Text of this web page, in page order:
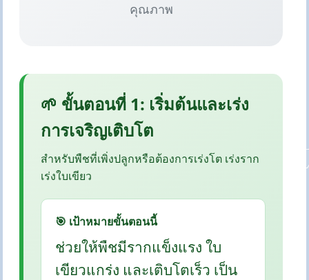
คุณภาพ
🌱 ขั้นตอนที่ 1: เริ่มต้นและเร่ง
การเจริญเติบโต
สำหรับพืชที่เพิ่งปลูกหรือต้องการเร่งโต เร่งราก
เร่งใบเขียว
🎯 เป้าหมายขั้นตอนนี้
ช่วยให้พืชมีรากแข็งแรง ใบ
เขียวแกร่ง และเติบโตเร็ว เป็น